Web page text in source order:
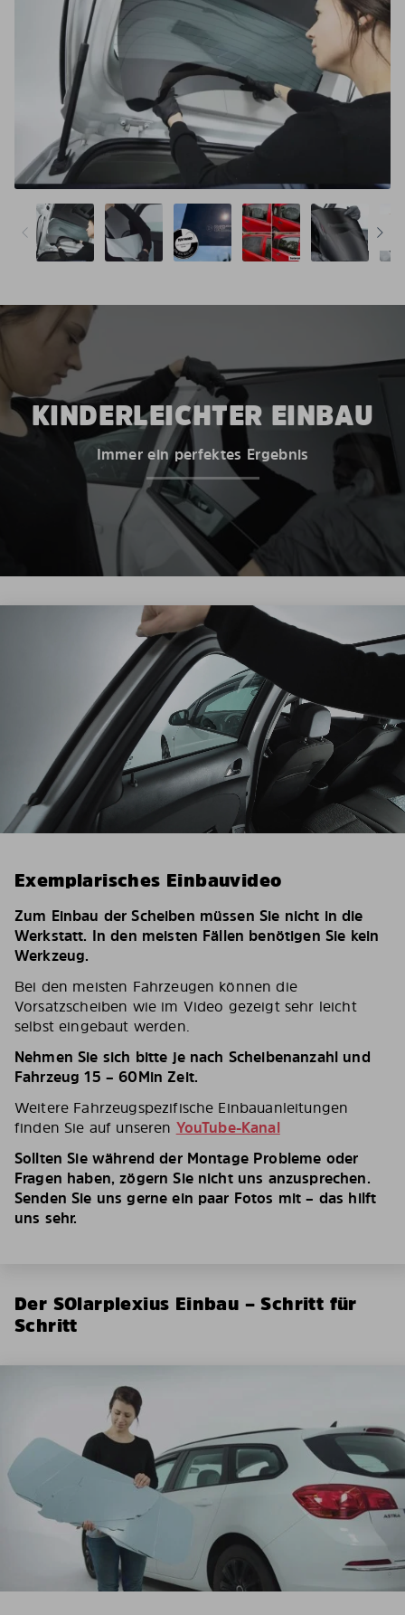
KINDERLEICHTER EINBAU
Immer ein perfektes Ergebnis
Exemplarisches Einbauvideo
Zum Einbau der Scheiben müssen Sie nicht in die
Werkstatt. In den meisten Fällen benötigen Sie kein
Werkzeug.
Bei den meisten Fahrzeugen können die
Vorsatzscheiben wie im Video gezeigt sehr leicht
selbst eingebaut werden.
Nehmen Sie sich bitte je nach Scheibenanzahl und
Fahrzeug 15 – 60Min Zeit.
Weitere Fahrzeugspezifische Einbauanleitungen
finden Sie auf unseren YouTube-Kanal
Sollten Sie während der Montage Probleme oder
Fragen haben, zögern Sie nicht uns anzusprechen.
Senden Sie uns gerne ein paar Fotos mit – das hilft
uns sehr.
Der SOlarplexius Einbau – Schritt für
Schritt